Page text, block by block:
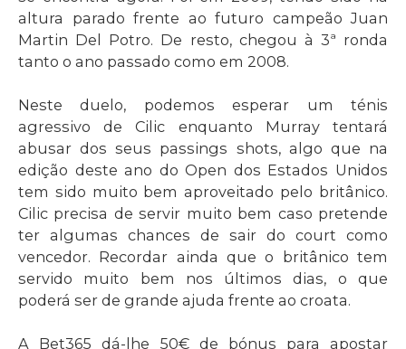
altura parado frente ao futuro campeão Juan
Martin Del Potro. De resto, chegou à 3ª ronda
tanto o ano passado como em 2008.
Neste duelo, podemos esperar um ténis
agressivo de Cilic enquanto Murray tentará
abusar dos seus passings shots, algo que na
edição deste ano do Open dos Estados Unidos
tem sido muito bem aproveitado pelo britânico.
Cilic precisa de servir muito bem caso pretende
ter algumas chances de sair do court como
vencedor. Recordar ainda que o britânico tem
servido muito bem nos últimos dias, o que
poderá ser de grande ajuda frente ao croata.
A Bet365 dá-lhe 50€ de bónus para apostar